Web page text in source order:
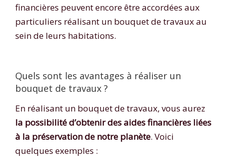
financières peuvent encore être accordées aux
particuliers réalisant un bouquet de travaux au
sein de leurs habitations.
Quels sont les avantages à réaliser un
bouquet de travaux ?
En réalisant un bouquet de travaux, vous aurez
la possibilité d’obtenir des aides financières liées
à la préservation de notre planète. Voici
quelques exemples :